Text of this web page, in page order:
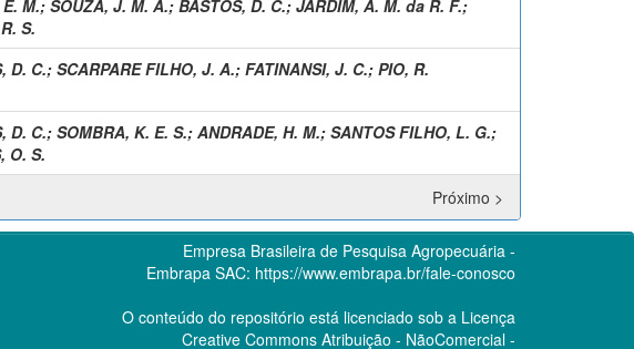
M.; SOUZA, J. M. A.; BASTOS, D. C.; JARDIM, A. M. da R. F.;
S.
D. C.; SCARPARE FILHO, J. A.; FATINANSI, J. C.; PIO, R.
D. C.; SOMBRA, K. E. S.; ANDRADE, H. M.; SANTOS FILHO, L. G.;
O. S.
Próximo >
Empresa Brasileira de Pesquisa Agropecuária -
Embrapa SAC: https://www.embrapa.br/fale-conosco
O conteúdo do repositório está licenciado sob a Licença
Creative CommonsAtribuição - NãoComercial -